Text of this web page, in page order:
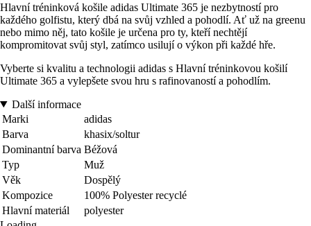
Hlavní tréninková košile adidas Ultimate 365 je nezbytností pro
každého golfistu, který dbá na svůj vzhled a pohodlí. Ať už na greenu
nebo mimo něj, tato košile je určena pro ty, kteří nechtějí
kompromitovat svůj styl, zatímco usilují o výkon při každé hře.
Vyberte si kvalitu a technologii adidas s Hlavní tréninkovou košilí
Ultimate 365 a vylepšete svou hru s rafinovaností a pohodlím.
Další informace
Marki
adidas
Barva
khasix/soltur
Dominantní barva Béžová
Typ
Muž
Věk
Dospělý
Kompozice
100% Polyester recyclé
Hlavní materiál
polyester